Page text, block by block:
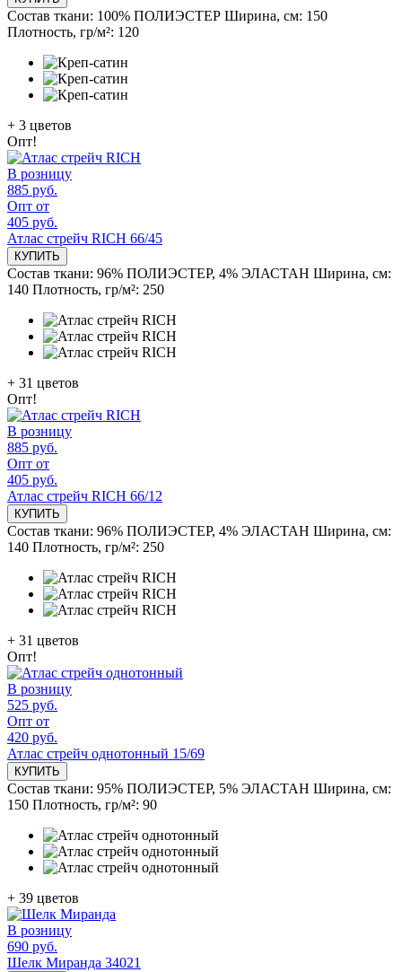
Состав ткани: 100% ПОЛИЭСТЕР Ширина, см: 150
Плотность, гр/м²: 120
+ 3 цветов
Опт!
В розницу
885 руб.
Опт от
405 руб.
Атлас стрейч RICH 66/45
КУПИТЬ
Состав ткани: 96% ПОЛИЭСТЕР, 4% ЭЛАСТАН Ширина, см:
140 Плотность, гр/м²: 250
+ 31 цветов
Опт!
В розницу
885 руб.
Опт от
405 руб.
Атлас стрейч RICH 66/12
КУПИТЬ
Состав ткани: 96% ПОЛИЭСТЕР, 4% ЭЛАСТАН Ширина, см:
140 Плотность, гр/м²: 250
+ 31 цветов
Опт!
В розницу
525 руб.
Опт от
420 руб.
Атлас стрейч однотонный 15/69
КУПИТЬ
Состав ткани: 95% ПОЛИЭСТЕР, 5% ЭЛАСТАН Ширина, см:
150 Плотность, гр/м²: 90
+ 39 цветов
В розницу
690 руб.
Шелк Миранда 34021